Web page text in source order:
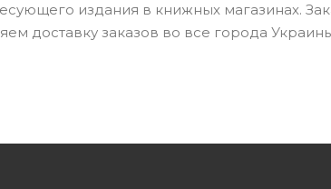
издания в книжных магазинах.
доставку заказов во все города